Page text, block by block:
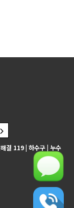
결 119 | 하수구 | 누수